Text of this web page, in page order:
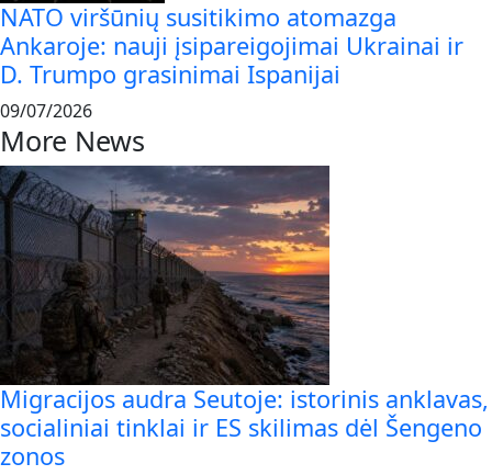
NATO viršūnių susitikimo atomazga
Ankaroje: nauji įsipareigojimai Ukrainai ir
D. Trumpo grasinimai Ispanijai
09/07/2026
More News
Migracijos audra Seutoje: istorinis anklavas,
socialiniai tinklai ir ES skilimas dėl Šengeno
zonos